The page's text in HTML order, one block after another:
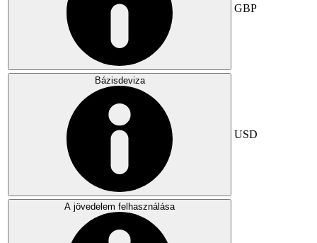
GBP
Bázisdeviza
USD
A jövedelem felhasználása